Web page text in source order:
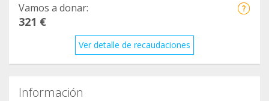
Vamos a donar:
321 €
Ver detalle de recaudaciones
Información